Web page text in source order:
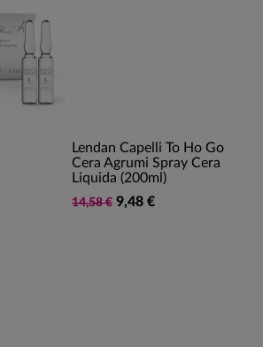
Lendan Capelli To Ho Go
Cera Agrumi Spray Cera
Liquida (200ml)
14,58 € 9,48 €